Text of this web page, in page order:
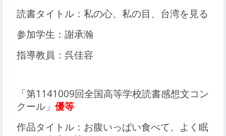
読書タイトル：私の心、私の目、台湾を見る
参加学生：謝承瀚
指導教員：呉佳容
「第1141009回全国高等学校読書感想文コン
クール」 優等
作品タイトル：お腹いっぱい食べて、よく眠